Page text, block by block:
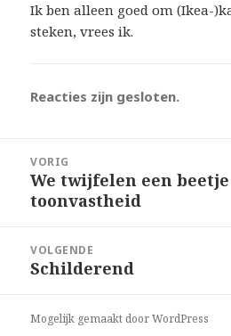
Ik ben alleen goed om (Ikea-
steken, vrees ik.
Reacties zijn gesloten.
navigatie
VORIG
Vorig
bericht:
We twijfelen een
toonvastheid
VOLGENDE
Volgend
Schilderend
Mogelijk gemaakt door WordPress